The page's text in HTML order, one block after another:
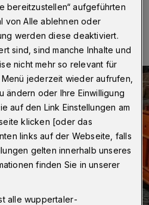
Minute Lesezeit
bereitzustellen“ aufgeführten
von Alle ablehnen oder
werden diese deaktiviert.
sind, sind manche Inhalte und
nicht mehr so relevant für
jederzeit wieder aufrufen,
ändern oder Ihre Einwilligung
auf den Link Einstellungen am
klicken [oder das
links auf der Webseite, falls
gelten innerhalb unseres
finden Sie in unserer
alle wuppertaler-